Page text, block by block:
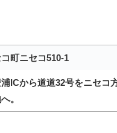
町ニセコ510-1
ICから道道32号をニセコ
。